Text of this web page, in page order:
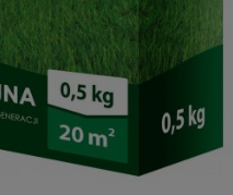
dla profesjonalistów